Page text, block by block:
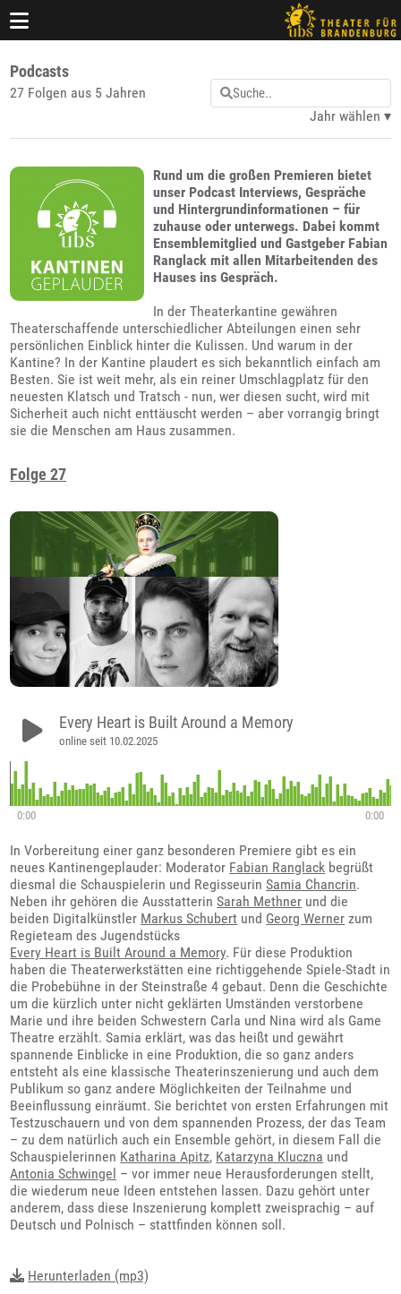
Podcasts
27 Folgen aus 5 Jahren
Jahr wählen
Rund um die großen Premieren bietet
unser Podcast Interviews, Gespräche
und Hintergrundinformationen – für
zuhause oder unterwegs. Dabei kommt
Ensemblemitglied und Gastgeber Fabian
Ranglack mit allen Mitarbeitenden des
Hauses ins Gespräch.
In der Theaterkantine gewähren
Theaterschaffende unterschiedlicher Abteilungen einen sehr
persönlichen Einblick hinter die Kulissen. Und warum in der
Kantine? In der Kantine plaudert es sich bekanntlich einfach am
Besten. Sie ist weit mehr, als ein reiner Umschlagplatz für den
neuesten Klatsch und Tratsch - nun, wer diesen sucht, wird mit
Sicherheit auch nicht enttäuscht werden – aber vorrangig bringt
sie die Menschen am Haus zusammen.
Folge 27
Every Heart is Built Around a Memory
online seit 10.02.2025
0:00
0:00
In Vorbereitung einer ganz besonderen Premiere gibt es ein
neues Kantinengeplauder: Moderator Fabian Ranglack begrüßt
diesmal die Schauspielerin und RegisseurinSamia Chancrin.
Neben ihr gehören die AusstatterinSarah Methner und die
beiden Digitalkünstler Markus Schubert und Georg Werner zum
Regieteam des Jugendstücks
Every Heart is Built Around a Memory. Für diese Produktion
haben die Theaterwerkstätten eine richtiggehende Spiele-Stadt in
die Probebühne in der Steinstraße 4 gebaut. Denn die Geschichte
um die kürzlich unter nicht geklärten Umständen verstorbene
Marie und ihre beiden Schwestern Carla und Nina wird als Game
Theatre erzählt. Samia erklärt, was das heißt und gewährt
spannende Einblicke in eine Produktion, die so ganz anders
entsteht als eine klassische Theaterinszenierung und auch dem
Publikum so ganz andere Möglichkeiten der Teilnahme und
Beeinflussung einräumt. Sie berichtet von ersten Erfahrungen mit
Testzuschauern und von dem spannenden Prozess, der das Team
– zu dem natürlich auch ein Ensemble gehört, in diesem Fall die
Schauspielerinnen Katharina Apitz, Katarzyna Kluczna und
Antonia Schwingel – vor immer neue Herausforderungen stellt,
die wiederum neue Ideen entstehen lassen. Dazu gehört unter
anderem, dass diese Inszenierung komplett zweisprachig – auf
Deutsch und Polnisch – stattfinden können soll.
Herunterladen (mp3)